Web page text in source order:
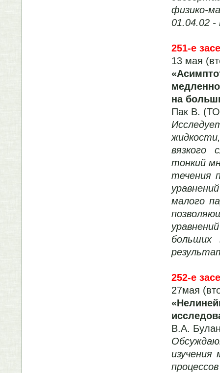
физико-
01.04.02
251-е
13 мая
на
Пак В.
вязкого
тонкий
течения
малого
больших
252-е
27мая
В.А.